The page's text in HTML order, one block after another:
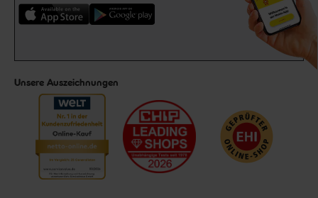
Unsere Auszeichnungen